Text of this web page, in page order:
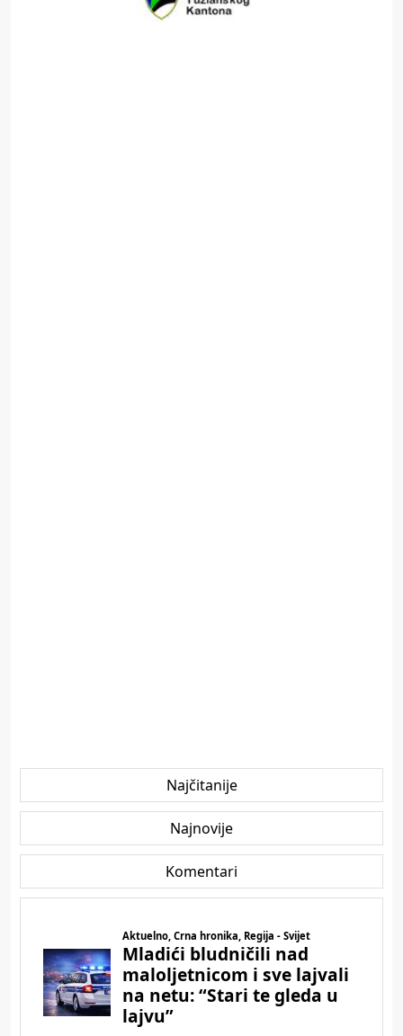
Najčitanije
Najnovije
Komentari